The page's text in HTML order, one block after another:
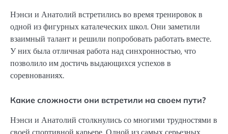
Нэнси и Анатолий встретились во время тренировок в
одной из фигурных каталеческих школ. Они заметили
взаимный талант и решили попробовать работать вместе.
У них была отличная работа над синхронностью, что
позволило им достичь выдающихся успехов в
соревнованиях.
Какие сложности они встретили на своем пути?
Нэнси и Анатолий столкнулись со многими трудностями в